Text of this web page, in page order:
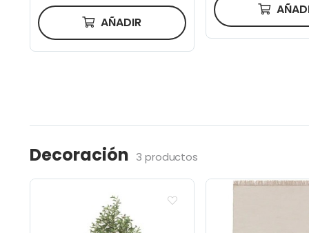
AÑADIR
Decoración 3 productos